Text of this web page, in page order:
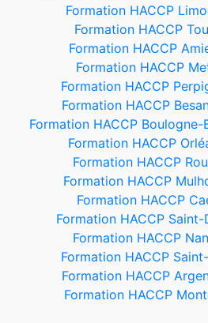
Formation HACCP
Formation HACCP
Formation HACCP
Formation HACCP
Formation HACCP
Formation HACCP
Formation HACCP
Formation HACCP
Formation HACCP
Formation HACCP
Formation HACCP
Formation HACCP
Formation HACCP
Formation HACCP
Formation HACCP
Formation HACCP